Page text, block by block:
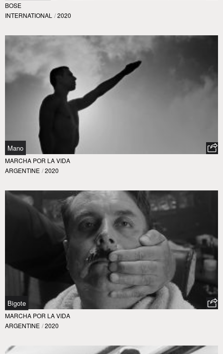
BOSE
INTERNATIONAL / 2020
Mano
MARCHA POR LA VIDA
ARGENTINE / 2020
Bigote
MARCHA POR LA VIDA
ARGENTINE / 2020